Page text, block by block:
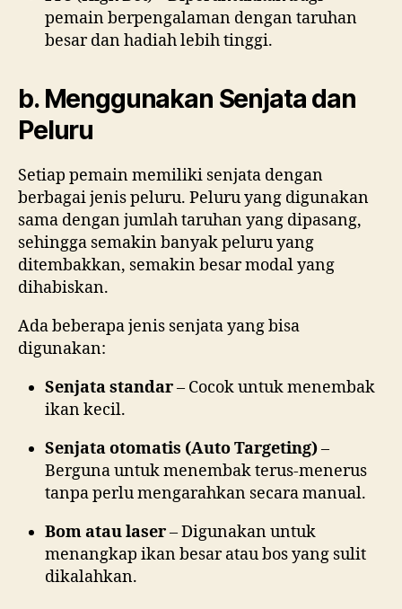
pemain berpengalaman dengan taruhan
besar dan hadiah lebih tinggi.
b. Menggunakan Senjata dan
Peluru
Setiap pemain memiliki senjata dengan
berbagai jenis peluru. Peluru yang digunakan
sama dengan jumlah taruhan yang dipasang,
sehingga semakin banyak peluru yang
ditembakkan, semakin besar modal yang
dihabiskan.
Ada beberapa jenis senjata yang bisa
digunakan:
Senjata standar– Cocok untuk menembak
ikan kecil.
Senjata otomatis (Auto Targeting)–
Berguna untuk menembak terus-menerus
tanpa perlu mengarahkan secara manual.
Bom atau laser– Digunakan untuk
menangkap ikan besar atau bos yang sulit
dikalahkan.